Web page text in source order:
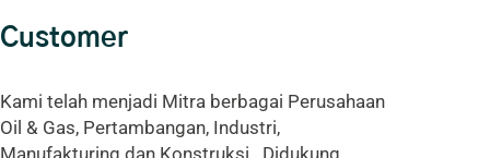
Customer
Kami telah menjadi Mitra berbagai Perusahaan
Oil & Gas, Pertambangan, Industri,